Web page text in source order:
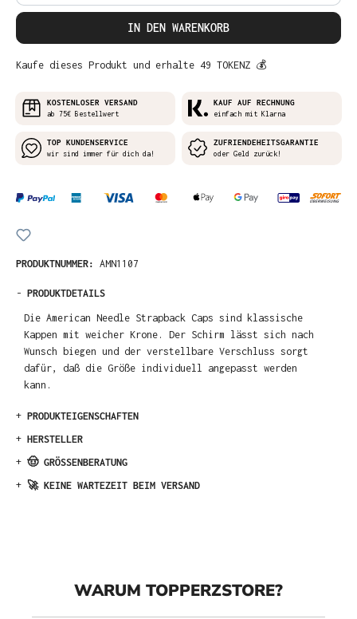
IN DEN WARENKORB
Kaufe dieses Produkt und erhalte 49 TOKENZ 💰
KOSTENLOSER VERSAND
ab 75€ Bestellwert
KAUF AUF RECHNUNG
einfach mit Klarna
TOP KUNDENSERVICE
wir sind immer für dich da!
ZUFRIENDEHEITSGARANTIE
oder Geld zurück!
PRODUKTNUMMER: AMN1107
- PRODUKTDETAILS
Die American Needle Strapback Caps sind klassische
Kappen mit weicher Krone. Der Schirm lässt sich nach
Wunsch biegen und der verstellbare Verschluss sorgt
dafür, daß die Größe individuell angepasst werden
kann.
+ PRODUKTEIGENSCHAFTEN
+ HERSTELLER
+ 🤠 GRÖSSENBERATUNG
+ 🚀 KEINE WARTEZEIT BEIM VERSAND
WARUM TOPPERZSTORE?